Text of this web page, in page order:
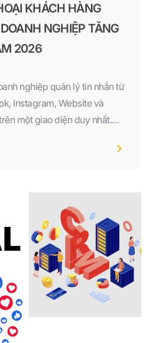
KHÁCH HÀNG
NGHIỆP TĂNG
2026
nghiệp quản lý tin nhắn từ
Instagram, Website và
một giao diện duy nhất.
cao trải nghiệm khách hàng